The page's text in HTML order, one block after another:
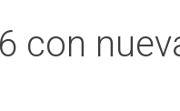
con